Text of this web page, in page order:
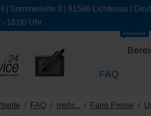
| Sommerleite 3 | 91586 Lichtenau |
- 18:00 Uhr
Freisteller
FAQ
FAQ mehr... Faire Preise